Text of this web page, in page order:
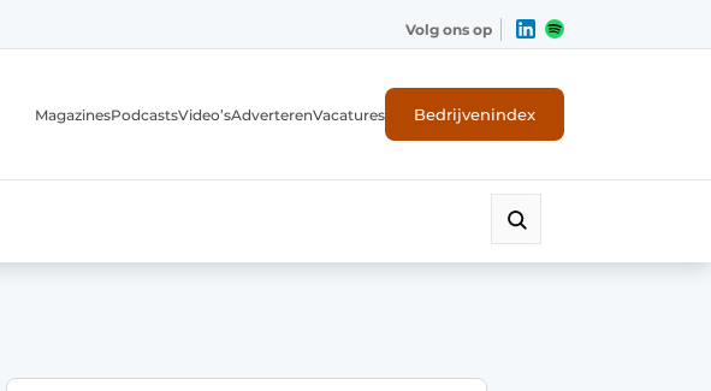
Volg ons op
MagazinesPodcastsVideo’sAdverterenVacatures Bedrijvenindex